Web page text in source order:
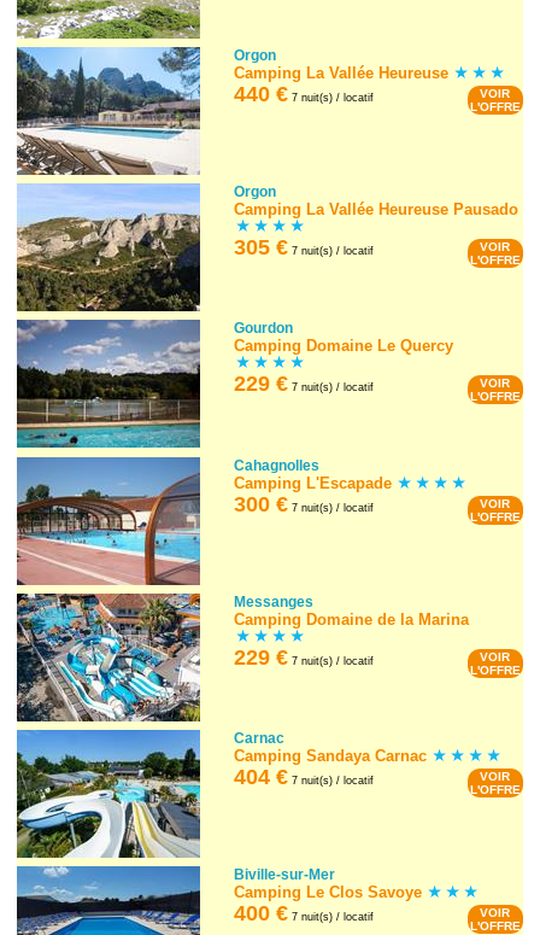
Orgon
Camping La Vallée Heureuse
440 € 7 nuit(s) / locatif
VOIR
L'OFFRE
Orgon
Camping La Vallée Heureuse Pausado
305 € 7 nuit(s) / locatif
VOIR
L'OFFRE
Gourdon
Camping Domaine Le Quercy
229 € 7 nuit(s) / locatif
VOIR
L'OFFRE
Cahagnolles
Camping L'Escapade
300 € 7 nuit(s) / locatif
VOIR
L'OFFRE
Messanges
Camping Domaine de la Marina
229 € 7 nuit(s) / locatif
VOIR
L'OFFRE
Carnac
Camping Sandaya Carnac
404 € 7 nuit(s) / locatif
VOIR
L'OFFRE
Biville-sur-Mer
Camping Le Clos Savoye
400 € 7 nuit(s) / locatif
VOIR
L'OFFRE